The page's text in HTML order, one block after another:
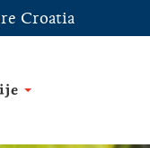
Croatia